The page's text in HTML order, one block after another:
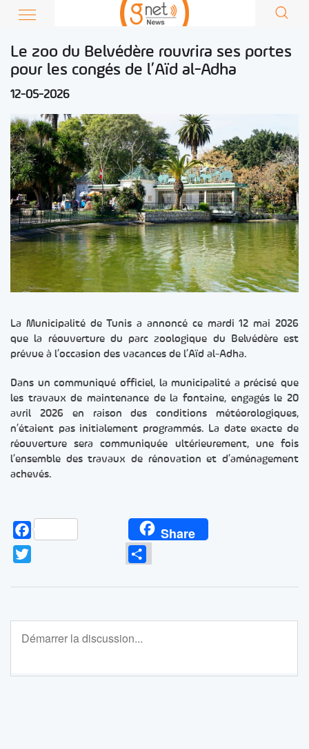
Le zoo du Belvédère rouvrira ses portes
pour les congés de l’Aïd al-Adha
12-05-2026
La Municipalité de Tunis a annoncé ce mardi 12 mai 2026
que la réouverture du parc zoologique du Belvédère est
prévue à l’occasion des vacances de l’Aïd al-Adha.
Dans un communiqué officiel, la municipalité a précisé que
les travaux de maintenance de la fontaine, engagés le 20
avril 2026 en raison des conditions météorologiques,
n’étaient pas initialement programmés. La date exacte de
réouverture sera communiquée ultérieurement, une fois
l’ensemble des travaux de rénovation et d’aménagement
achevés.
Facebook Share
Partager